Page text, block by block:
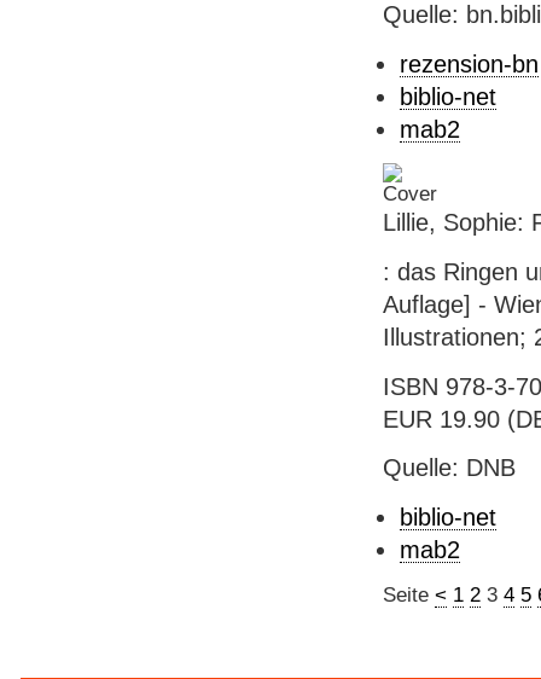
Quelle:
rezension-bn
biblio-net
mab2
Lillie, Sophie:
: das Ringen
Auflage] -
Illustrationen;
ISBN 978-3-
EUR 19.90
Quelle: DNB
biblio-net
mab2
Seite < 1 2 3 4 5